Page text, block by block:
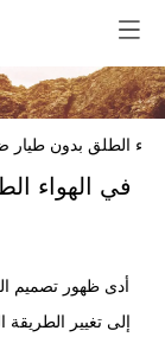
الطلق بدون طيار
أدى ظهور تصميم
إلى تغيير الطريقة